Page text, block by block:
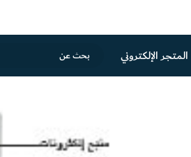
المتجر الإلكتروني